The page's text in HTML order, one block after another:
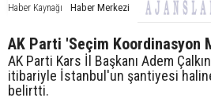
Haber Kaynağı Haber Merkezi
AK Parti 'Seçim Koordinasyon
AK Parti Kars İl Başkanı Adem
itibariyle İstanbul'un şantiyesi
belirtti.